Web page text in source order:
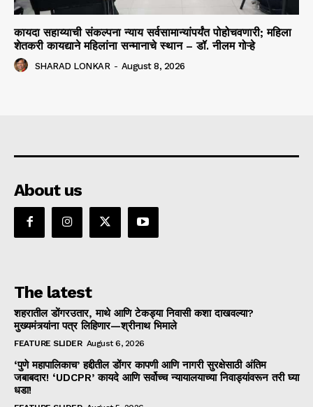
कायदा सहाय्याची संकल्पना न्याय सर्वसामान्यांपर्यंत पोहोचवणारी; महिला
शेतकरी कायद्याने महिलांना सन्मानाचे स्थान – डॉ. नीलम गोऱ्हे
SHARAD LONKAR - August 8, 2026
About us
The latest
शहरातील डोंगरउतार, माथे आणि टेकड्या निवासी कशा दाखवल्या?
मुख्यमंत्र्यांना पत्र लिहिणार—श्रीनाथ भिमाले
FEATURE SLIDER August 6, 2026
‘पुणे महापालिकाच’ हद्दीतील डोंगर कापणी आणि नागरी सुरक्षेसाठी अंतिम
जबाबदार! ‘UDCPR’ कायदे आणि सर्वोच्च न्यायालयाच्या निवाड्यांवरून तरी घ्या
धडा!